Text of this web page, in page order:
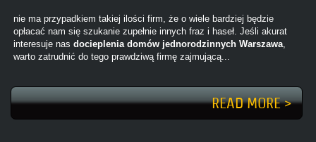
nie ma przypadkiem takiej ilości firm, że o wiele bardziej będzie
opłacać nam się szukanie zupełnie innych fraz i haseł. Jeśli akurat
interesuje nas docieplenia domów jednorodzinnych Warszawa,
warto zatrudnić do tego prawdziwą firmę zajmującą...
READ MORE >